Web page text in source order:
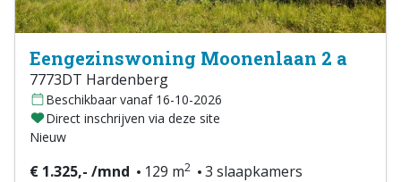
Eengezinswoning Moonenlaan 2 a
7773DT Hardenberg
Beschikbaar vanaf 16-10-2026
Direct inschrijven via deze site
Nieuw
€ 1.325,- /mnd 129 m2 3 slaapkamers